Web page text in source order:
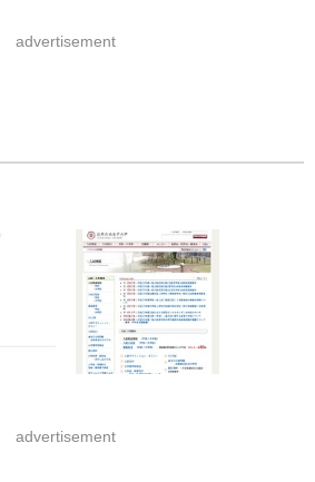
advertisement
advertisement